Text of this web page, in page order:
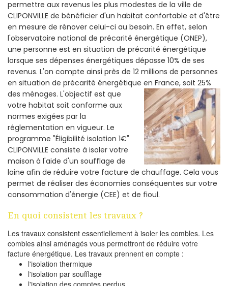
permettre aux revenus les plus modestes de la ville de
CLIPONVILLE de bénéficier d'un habitat confortable et d'être
en mesure de rénover celui-ci au besoin. En effet, selon
l'observatoire national de précarité énergétique (ONEP),
une personne est en situation de précarité énergétique
lorsque ses dépenses énergétiques dépasse 10% de ses
revenus. L'on compte ainsi près de 12 millions de personnes
en situation de précarité énergétique en France, soit 25%
des ménages. L'objectif est que
votre habitat soit conforme aux
normes exigées par la
réglementation en vigueur. Le
programme "Éligibilité isolation 1€"
CLIPONVILLE consiste à isoler votre
maison à l'aide d'un soufflage de
laine afin de réduire votre facture de chauffage. Cela vous
permet de réaliser des économies conséquentes sur votre
consommation d'énergie (CEE) et de fioul.
En quoi consistent les travaux ?
Les travaux consistent essentiellement à isoler les combles. Les
combles ainsi aménagés vous permettront de réduire votre
facture énergétique. Les travaux prennent en compte :
l'isolation thermique
l'isolation par soufflage
l'isolation des comptes perdus.